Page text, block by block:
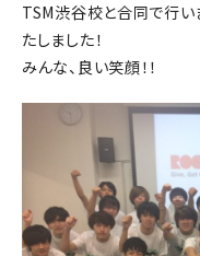
TSM渋谷校と合同で行い
たしました！
みんな、良い笑顔！！